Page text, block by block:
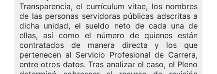
Transparencia, el currículum vitae, los nombres
de las personas servidoras públicas adscritas a
dicha unidad, el sueldo neto de cada una de
ellas, así como el número de quienes están
contratados de manera directa y los que
pertenecen al Servicio Profesional de Carrera,
entre otros datos. Tras analizar el caso, el Pleno